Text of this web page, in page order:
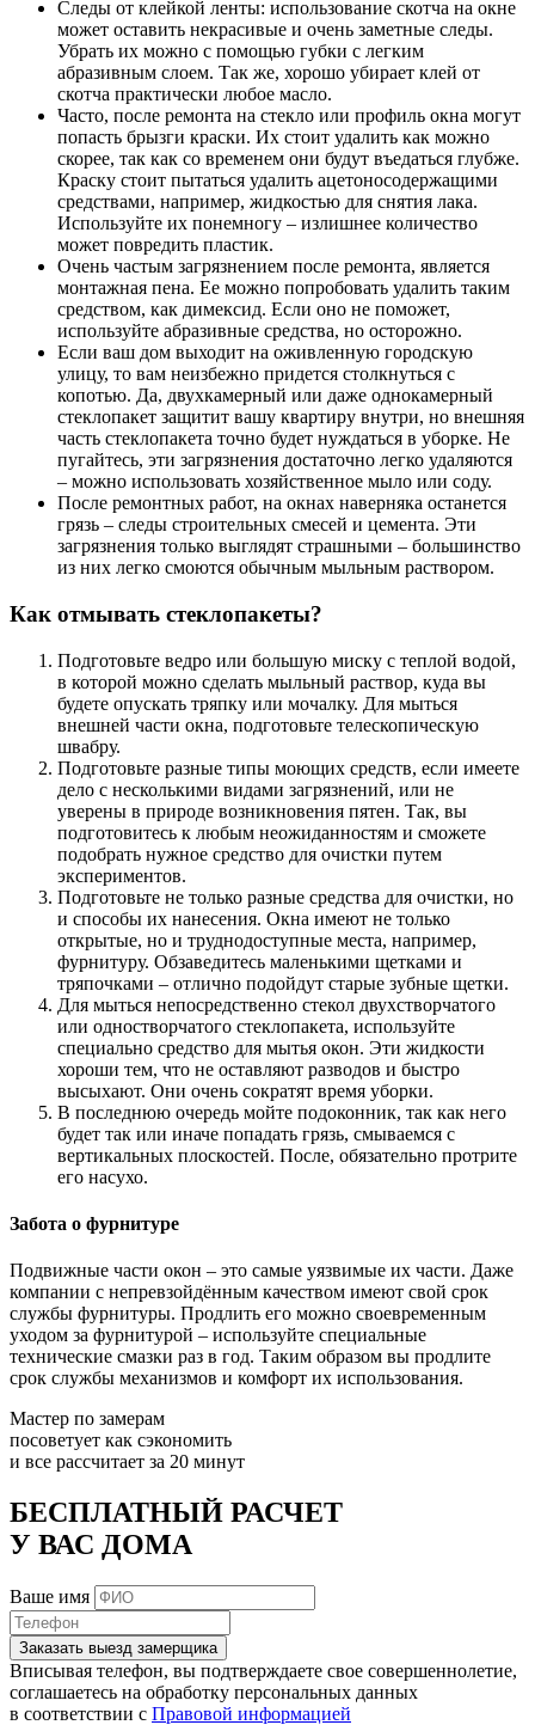
Следы от клейкой ленты: использование скотча на окне
может оставить некрасивые и очень заметные следы.
Убрать их можно с помощью губки с легким
абразивным слоем. Так же, хорошо убирает клей от
скотча практически любое масло.
Часто, после ремонта на стекло или профиль окна могут
попасть брызги краски. Их стоит удалить как можно
скорее, так как со временем они будут въедаться глубже.
Краску стоит пытаться удалить ацетоносодержащими
средствами, например, жидкостью для снятия лака.
Используйте их понемногу – излишнее количество
может повредить пластик.
Очень частым загрязнением после ремонта, является
монтажная пена. Ее можно попробовать удалить таким
средством, как димексид. Если оно не поможет,
используйте абразивные средства, но осторожно.
Если ваш дом выходит на оживленную городскую
улицу, то вам неизбежно придется столкнуться с
копотью. Да, двухкамерный или даже однокамерный
стеклопакет защитит вашу квартиру внутри, но внешняя
часть стеклопакета точно будет нуждаться в уборке. Не
пугайтесь, эти загрязнения достаточно легко удаляются
– можно использовать хозяйственное мыло или соду.
После ремонтных работ, на окнах наверняка останется
грязь – следы строительных смесей и цемента. Эти
загрязнения только выглядят страшными – большинство
из них легко смоются обычным мыльным раствором.
Как отмывать стеклопакеты?
Подготовьте ведро или большую миску с теплой водой,
в которой можно сделать мыльный раствор, куда вы
будете опускать тряпку или мочалку. Для мыться
внешней части окна, подготовьте телескопическую
швабру.
Подготовьте разные типы моющих средств, если имеете
дело с несколькими видами загрязнений, или не
уверены в природе возникновения пятен. Так, вы
подготовитесь к любым неожиданностям и сможете
подобрать нужное средство для очистки путем
экспериментов.
Подготовьте не только разные средства для очистки, но
и способы их нанесения. Окна имеют не только
открытые, но и труднодоступные места, например,
фурнитуру. Обзаведитесь маленькими щетками и
тряпочками – отлично подойдут старые зубные щетки.
Для мыться непосредственно стекол двухстворчатого
или одностворчатого стеклопакета, используйте
специально средство для мытья окон. Эти жидкости
хороши тем, что не оставляют разводов и быстро
высыхают. Они очень сократят время уборки.
В последнюю очередь мойте подоконник, так как него
будет так или иначе попадать грязь, смываемся с
вертикальных плоскостей. После, обязательно протрите
его насухо.
Забота о фурнитуре
Подвижные части окон – это самые уязвимые их части. Даже
компании с непревзойдённым качеством имеют свой срок
службы фурнитуры. Продлить его можно своевременным
уходом за фурнитурой – используйте специальные
технические смазки раз в год. Таким образом вы продлите
срок службы механизмов и комфорт их использования.
Мастер по замерам
посоветует как сэкономить
и все рассчитает за 20 минут
БЕСПЛАТНЫЙ РАСЧЕТ
У ВАС ДОМА
Ваше имя
Заказать выезд замерщика
Вписывая телефон, вы подтверждаете свое совершеннолетие,
соглашаетесь на обработку персональных данных
в соответствии с Правовой информацией